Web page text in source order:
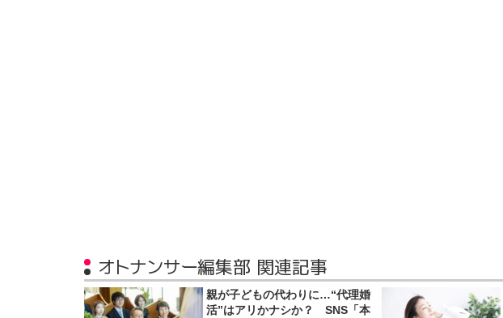
オトナンサー編集部 関連記事
親が子どもの代わりに…“代理婚
活”はアリかナシか？ SNS「本